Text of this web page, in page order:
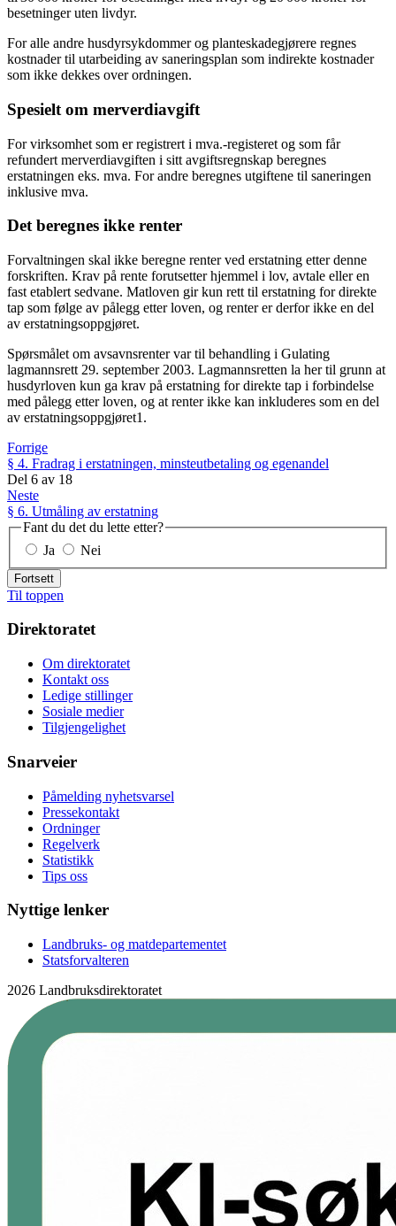
besetninger uten livdyr.
For alle andre husdyrsykdommer og planteskadegjørere regnes
kostnader til utarbeiding av saneringsplan som indirekte kostnader
som ikke dekkes over ordningen.
Spesielt om merverdiavgift
For virksomhet som er registrert i mva.-registeret og som får
refundert merverdiavgiften i sitt avgiftsregnskap beregnes
erstatningen eks. mva. For andre beregnes utgiftene til saneringen
inklusive mva.
Det beregnes ikke renter
Forvaltningen skal ikke beregne renter ved erstatning etter denne
forskriften. Krav på rente forutsetter hjemmel i lov, avtale eller en
fast etablert sedvane. Matloven gir kun rett til erstatning for direkte
tap som følge av pålegg etter loven, og renter er derfor ikke en del
av erstatningsoppgjøret.
Spørsmålet om avsavnsrenter var til behandling i Gulating
lagmannsrett 29. september 2003. Lagmannsretten la her til grunn at
husdyrloven kun ga krav på erstatning for direkte tap i forbindelse
med pålegg etter loven, og at renter ikke kan inkluderes som en del
av erstatningsoppgjøret1.
Forrige
§ 4. Fradrag i erstatningen, minsteutbetaling og egenandel
Del 6 av 18
Neste
§ 6. Utmåling av erstatning
Fant du det du lette etter?
Ja
Nei
Fortsett
Til toppen
Direktoratet
Om direktoratet
Kontakt oss
Ledige stillinger
Sosiale medier
Tilgjengelighet
Snarveier
Påmelding nyhetsvarsel
Pressekontakt
Ordninger
Regelverk
Statistikk
Tips oss
Nyttige lenker
Landbruks- og matdepartementet
Statsforvalteren
2026 Landbruksdirektoratet